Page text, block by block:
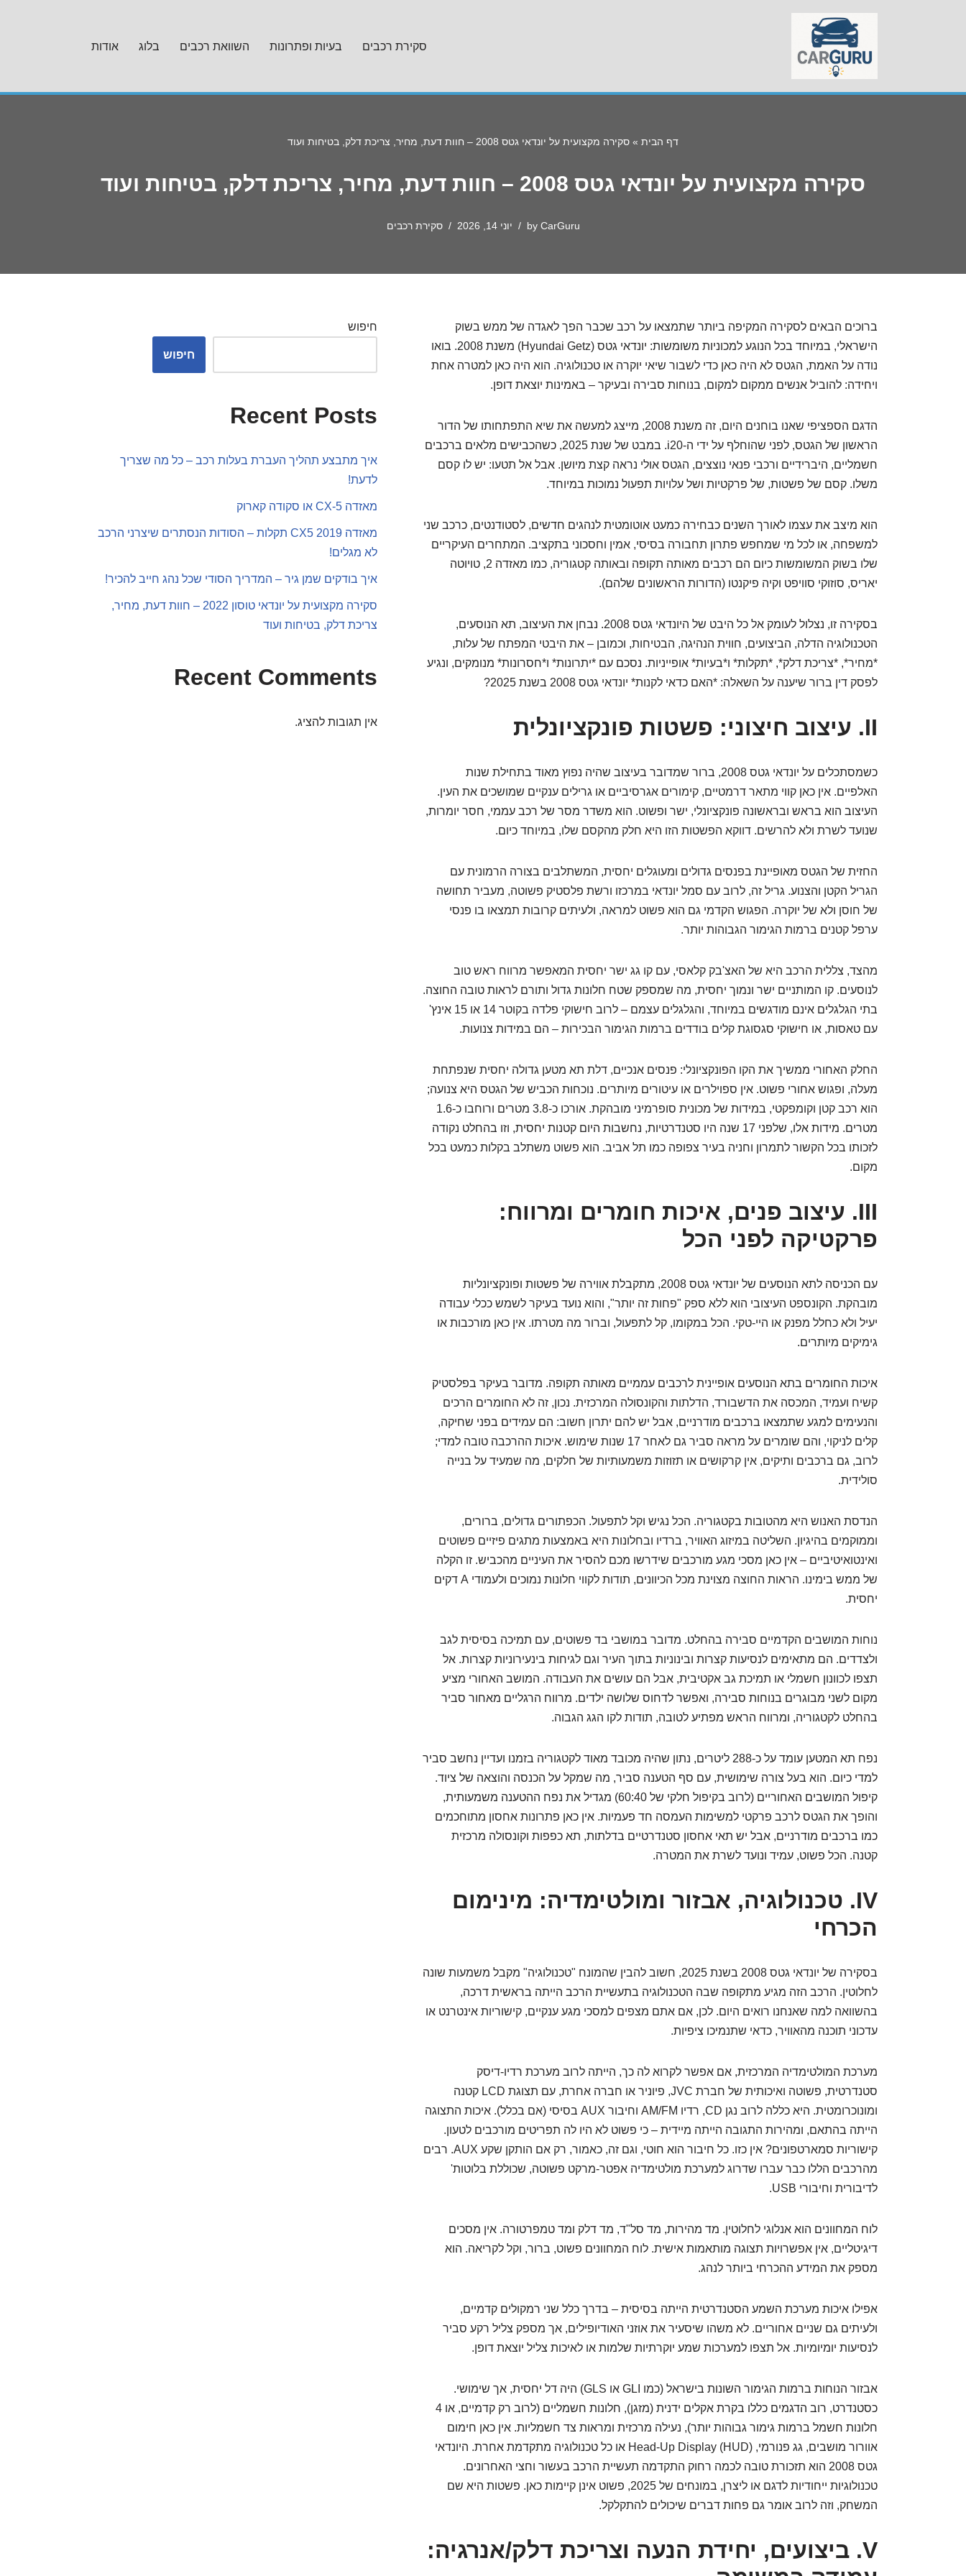
סקירת רכבים בעיות ופתרונות השוואת רכבים בלוג אודות
דף הבית » סקירה מקצועית על יונדאי גטס 2008 – חוות דעת, מחיר, צריכת דלק, בטיחות ועוד
סקירה מקצועית על יונדאי גטס 2008 – חוות דעת, מחיר, צריכת דלק, בטיחות ועוד
by CarGuru יוני 14, 2026 סקירת רכבים
ברוכים הבאים לסקירה המקיפה ביותר שתמצאו על רכב שכבר הפך לאגדה של ממש בשוק
הישראלי, במיוחד בכל הנוגע למכוניות משומשות: יונדאי גטס (Hyundai Getz) משנת 2008. בואו
נודה על האמת, הגטס לא היה כאן כדי לשבור שיאי יוקרה או טכנולוגיה. הוא היה כאן למטרה אחת
ויחידה: להוביל אנשים ממקום למקום, בנוחות סבירה ובעיקר – באמינות יוצאת דופן.
הדגם הספציפי שאנו בוחנים היום, זה משנת 2008, מייצג למעשה את שיא התפתחותו של הדור
הראשון של הגטס, לפני שהוחלף על ידי ה-i20. במבט של שנת 2025, כשהכבישים מלאים ברכבים
חשמליים, היברידיים ורכבי פנאי נוצצים, הגטס אולי נראה קצת מיושן. אבל אל תטעו: יש לו קסם
משלו. קסם של פשטות, של פרקטיות ושל עלויות תפעול נמוכות במיוחד.
הוא מיצב את עצמו לאורך השנים כבחירה כמעט אוטומטית לנהגים חדשים, לסטודנטים, כרכב שני
למשפחה, או לכל מי שמחפש פתרון תחבורה בסיסי, אמין וחסכוני בתקציב. המתחרים העיקריים
שלו בשוק המשומשות כיום הם רכבים מאותה תקופה ובאותה קטגוריה, כמו מאזדה 2, טויוטה
יאריס, סוזוקי סוויפט וקיה פיקנטו (הדורות הראשונים שלהם).
בסקירה זו, נצלול לעומק אל כל היבט של היונדאי גטס 2008. נבחן את העיצוב, תא הנוסעים,
הטכנולוגיה הדלה, הביצועים, חווית הנהיגה, הבטיחות, וכמובן – את היבטי המפתח של עלות,
*מחיר*, *צריכת דלק*, *תקלות* ו*בעיות* אופייניות. נסכם עם *יתרונות* ו*חסרונות* מנומקים, ונגיע
לפסק דין ברור שיענה על השאלה: *האם כדאי לקנות* יונדאי גטס 2008 בשנת 2025?
II. עיצוב חיצוני: פשטות פונקציונלית
כשמסתכלים על יונדאי גטס 2008, ברור שמדובר בעיצוב שהיה נפוץ מאוד בתחילת שנות
האלפיים. אין כאן קווי מתאר דרמטיים, קימורים אגרסיביים או גרילים ענקיים שמושכים את העין.
העיצוב הוא בראש ובראשונה פונקציונלי, ישר ופשוט. הוא משדר מסר של רכב עממי, חסר יומרות,
שנועד לשרת ולא להרשים. דווקא הפשטות הזו היא חלק מהקסם שלו, במיוחד כיום.
החזית של הגטס מאופיינת בפנסים גדולים ומעוגלים יחסית, המשתלבים בצורה הרמונית עם
הגריל הקטן והצנוע. גריל זה, לרוב עם סמל יונדאי במרכזו ורשת פלסטיק פשוטה, מעביר תחושה
של חוסן ולא של יוקרה. הפגוש הקדמי גם הוא פשוט למראה, ולעיתים קרובות תמצאו בו פנסי
ערפל קטנים ברמות הגימור הגבוהות יותר.
מהצד, צללית הרכב היא של האצ'בק קלאסי, עם קו גג ישר יחסית המאפשר מרווח ראש טוב
לנוסעים. קו המותניים ישר ונמוך יחסית, מה שמספק שטח חלונות גדול ותורם לראות טובה החוצה.
בתי הגלגלים אינם מודגשים במיוחד, והגלגלים עצמם – לרוב חישוקי פלדה בקוטר 14 או 15 אינץ'
עם טאסות, או חישוקי סגסוגת קלים בודדים ברמות הגימור הבכירות – הם במידות צנועות.
החלק האחורי ממשיך את הקו הפונקציונלי: פנסים אנכיים, דלת תא מטען גדולה יחסית שנפתחת
מעלה, ופגוש אחורי פשוט. אין ספוילרים או עיטורים מיותרים. נוכחות הכביש של הגטס היא צנועה;
הוא רכב קטן וקומפקטי, במידות של מכונית סופרמיני מובהקת. אורכו כ-3.8 מטרים ורוחבו כ-1.6
מטרים. מידות אלו, שלפני 17 שנה היו סטנדרטיות, נחשבות היום קטנות יחסית, וזו בהחלט נקודה
לזכותו בכל הקשור לתמרון וחניה בעיר צפופה כמו תל אביב. הוא פשוט משתלב בקלות כמעט בכל
מקום.
III. עיצוב פנים, איכות חומרים ומרווח:
פרקטיקה לפני הכל
עם הכניסה לתא הנוסעים של יונדאי גטס 2008, מתקבלת אווירה של פשטות ופונקציונליות
מובהקת. הקונספט העיצובי הוא ללא ספק "פחות זה יותר", והוא נועד בעיקר לשמש ככלי עבודה
יעיל ולא כחלל מפנק או היי-טקי. הכל במקומו, קל לתפעול, וברור מה מטרתו. אין כאן מורכבות או
גימיקים מיותרים.
איכות החומרים בתא הנוסעים אופיינית לרכבים עממיים מאותה תקופה. מדובר בעיקר בפלסטיק
קשיח ועמיד, המכסה את הדשבורד, הדלתות והקונסולה המרכזית. נכון, זה לא החומרים הרכים
והנעימים למגע שתמצאו ברכבים מודרניים, אבל יש להם יתרון חשוב: הם עמידים בפני שחיקה,
קלים לניקוי, והם שומרים על מראה סביר גם לאחר 17 שנות שימוש. איכות ההרכבה טובה למדי;
לרוב, גם ברכבים ותיקים, אין קרקושים או תזוזות משמעותיות של חלקים, מה שמעיד על בנייה
סולידית.
הנדסת האנוש היא מהטובות בקטגוריה. הכל נגיש וקל לתפעול. הכפתורים גדולים, ברורים,
וממוקמים בהיגיון. השליטה במיזוג האוויר, ברדיו ובחלונות היא באמצעות מתגים פיזיים פשוטים
ואינטואיטיביים – אין כאן מסכי מגע מורכבים שידרשו מכם להסיר את העיניים מהכביש. זו הקלה
של ממש בימינו. הראות החוצה מצוינת מכל הכיוונים, תודות לקווי חלונות נמוכים ולעמודי A דקים
יחסית.
נוחות המושבים הקדמיים סבירה בהחלט. מדובר במושבי בד פשוטים, עם תמיכה בסיסית לגב
ולצדדים. הם מתאימים לנסיעות קצרות ובינוניות בתוך העיר וגם לגיחות בינעירוניות קצרות. אל
תצפו לכוונון חשמלי או תמיכת גב אקטיבית, אבל הם עושים את העבודה. המושב האחורי מציע
מקום לשני מבוגרים בנוחות סבירה, ואפשר לדחוס שלושה ילדים. מרווח הרגליים מאחור סביר
בהחלט לקטגוריה, ומרווח הראש מפתיע לטובה, תודות לקו הגג הגבוה.
נפח תא המטען עומד על כ-288 ליטרים, נתון שהיה מכובד מאוד לקטגוריה בזמנו ועדיין נחשב סביר
למדי כיום. הוא בעל צורה שימושית, עם סף הטענה סביר, מה שמקל על הכנסה והוצאה של ציוד.
קיפול המושבים האחוריים (לרוב בקיפול חלקי של 60:40) מגדיל את נפח ההטענה משמעותית,
והופך את הגטס לרכב פרקטי למשימות העמסה חד פעמיות. אין כאן פתרונות אחסון מתוחכמים
כמו ברכבים מודרניים, אבל יש תאי אחסון סטנדרטיים בדלתות, תא כפפות וקונסולה מרכזית
קטנה. הכל פשוט, עמיד ונועד לשרת את המטרה.
IV. טכנולוגיה, אבזור ומולטימדיה: מינימום
הכרחי
בסקירה של יונדאי גטס 2008 בשנת 2025, חשוב להבין שהמונח "טכנולוגיה" מקבל משמעות שונה
לחלוטין. הרכב הזה מגיע מתקופה שבה הטכנולוגיה בתעשיית הרכב הייתה בראשית דרכה,
בהשוואה למה שאנחנו רואים היום. לכן, אם אתם מצפים למסכי מגע ענקיים, קישוריות אינטרנט או
עדכוני תוכנה מהאוויר, כדאי שתנמיכו ציפיות.
מערכת המולטימדיה המרכזית, אם אפשר לקרוא לה כך, הייתה לרוב מערכת רדיו-דיסק
סטנדרטית, פשוטה ואיכותית של חברת JVC, פיוניר או חברה אחרת, עם תצוגת LCD קטנה
ומונוכרומטית. היא כללה לרוב נגן CD, רדיו AM/FM וחיבור AUX בסיסי (אם בכלל). איכות התצוגה
הייתה בהתאם, ומהירות התגובה הייתה מיידית – כי פשוט לא היו לה תפריטים מורכבים לטעון.
קישוריות סמארטפונים? אין כזו. כל חיבור הוא חוטי, וגם זה, כאמור, רק אם הותקן שקע AUX. רבים
מהרכבים הללו כבר עברו שדרוג למערכת מולטימדיה אפטר-מרקט פשוטה, שכוללת בלוטות'
לדיבורית וחיבורי USB.
לוח המחוונים הוא אנלוגי לחלוטין. מד מהירות, מד סל"ד, מד דלק ומד טמפרטורה. אין מסכים
דיגיטליים, אין אפשרויות תצוגה מותאמות אישית. לוח המחוונים פשוט, ברור, וקל לקריאה. הוא
מספק את המידע ההכרחי ביותר לנהג.
אפילו איכות מערכת השמע הסטנדרטית הייתה בסיסית – בדרך כלל שני רמקולים קדמיים,
ולעיתים גם שניים אחוריים. לא משהו שיסעיר את אוזני האודיופילים, אך מספק צליל רקע סביר
לנסיעות יומיומיות. אל תצפו למערכות שמע יוקרתיות שלמות או לאיכות צליל יוצאת דופן.
אבזור הנוחות ברמות הגימור השונות בישראל (כמו GLI או GLS) היה דל יחסית, אך שימושי.
כסטנדרט, רוב הדגמים כללו בקרת אקלים ידנית (מזגן), חלונות חשמליים (לרוב רק קדמיים, או 4
חלונות חשמל ברמות גימור גבוהות יותר), נעילה מרכזית ומראות צד חשמליות. אין כאן חימום
אוורור מושבים, גג פנורמי, Head-Up Display (HUD) או כל טכנולוגיה מתקדמת אחרת. היונדאי
גטס 2008 הוא תזכורת טובה לכמה רחוק התקדמה תעשיית הרכב בעשור וחצי האחרונים.
טכנולוגיות ייחודיות לדגם או ליצרן, במונחים של 2025, פשוט אינן קיימות כאן. פשטות היא שם
המשחק, וזה לרוב אומר גם פחות דברים שיכולים להתקלקל.
V. ביצועים, יחידת הנעה וצריכת דלק/אנרגיה:
חיפוש
חיפוש
Recent Posts
איך מתבצע תהליך העברת בעלות רכב – כל מה שצריך
לדעת!
מאזדה CX-5 או סקודה קארוק
מאזדה CX5 2019 תקלות – הסודות הנסתרים שיצרני הרכב
לא מגלים!
איך בודקים שמן גיר – המדריך הסודי שכל נהג חייב להכיר!
סקירה מקצועית על יונדאי טוסון 2022 – חוות דעת, מחיר,
צריכת דלק, בטיחות ועוד
Recent Comments
אין תגובות להציג.